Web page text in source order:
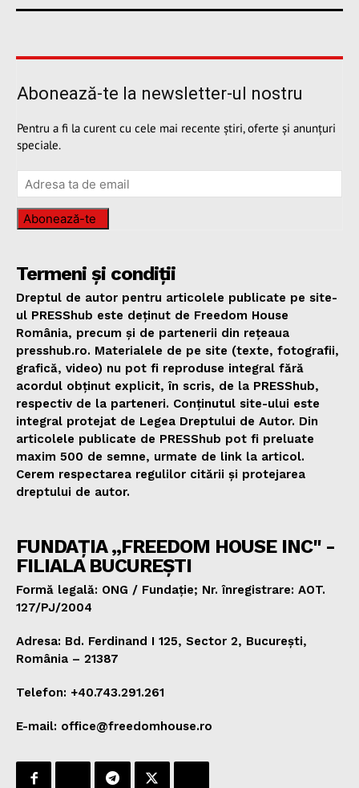
Abonează-te la newsletter-ul nostru
Pentru a fi la curent cu cele mai recente știri, oferte și anunțuri
speciale.
Abonează-te
Termeni și condiții
Dreptul de autor pentru articolele publicate pe site-
ul PRESShub este deținut de Freedom House
România, precum și de partenerii din rețeaua
presshub.ro. Materialele de pe site (texte, fotografii,
grafică, video) nu pot fi reproduse integral fără
acordul obținut explicit, în scris, de la PRESShub,
respectiv de la parteneri. Conținutul site-ului este
integral protejat de Legea Dreptului de Autor. Din
articolele publicate de PRESShub pot fi preluate
maxim 500 de semne, urmate de link la articol.
Cerem respectarea regulilor citării și protejarea
dreptului de autor.
FUNDAȚIA „FREEDOM HOUSE INC" -
FILIALA BUCUREȘTI
Formă legală: ONG / Fundație; Nr. înregistrare: AOT.
127/PJ/2004
Adresa: Bd. Ferdinand I 125, Sector 2, București,
România – 21387
Telefon: +40.743.291.261
E-mail: office@freedomhouse.ro